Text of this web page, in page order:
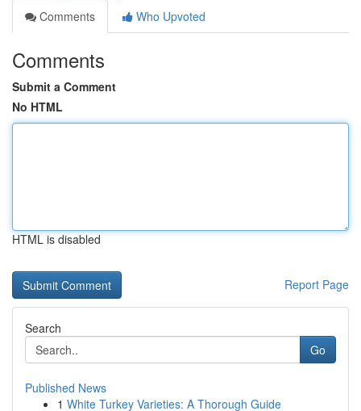
Comments
Who Upvoted
Comments
Submit a Comment
No HTML
HTML is disabled
Report Page
Search
Go
Published News
1 White Turkey Varieties: A Thorough Guide